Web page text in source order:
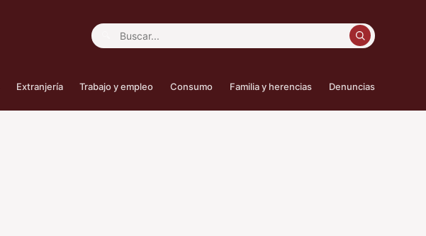
Buscar:
Extranjería Trabajo y empleo Consumo Familia y herencias Denuncias